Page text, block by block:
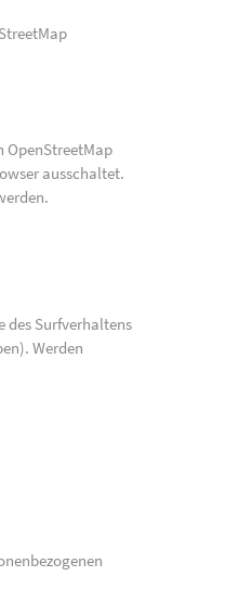
OpenStreetMap
ausschaltet.
des Surfverhaltens
Werden